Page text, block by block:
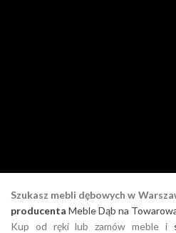
Szukasz mebli dębowych w
producenta Meble Dąb na
Kup od ręki lub zamów meble i